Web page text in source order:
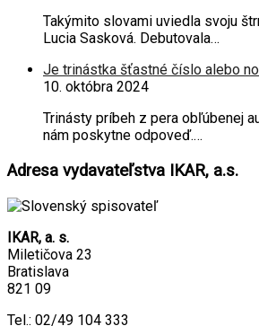
Takýmito slovami uviedla svoju
Lucia Sasková. Debutovala…
Je trinástka šťastné číslo alebo
10. októbra 2024
Trinásty príbeh z pera obľúbenej
nám poskytne odpoveď.…
Adresa vydavateľstva IKAR, a.s.
IKAR, a. s.
Miletičova 23
Bratislava
821 09
Tel.: 02/49 104 333